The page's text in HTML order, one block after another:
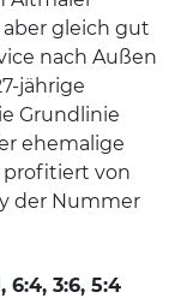
gleich gut
nach Außen
jährige
Grundlinie
ehemalige
profitiert von
der Nummer
6:4, 3:6, 5:4